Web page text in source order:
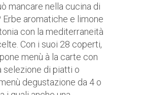
mancare nella cucina di
Erbe aromatiche e limone
con la mediterraneità
Con i suoi 28 coperti,
menù à la carte con
selezione di piatti o
degustazione da 4 o